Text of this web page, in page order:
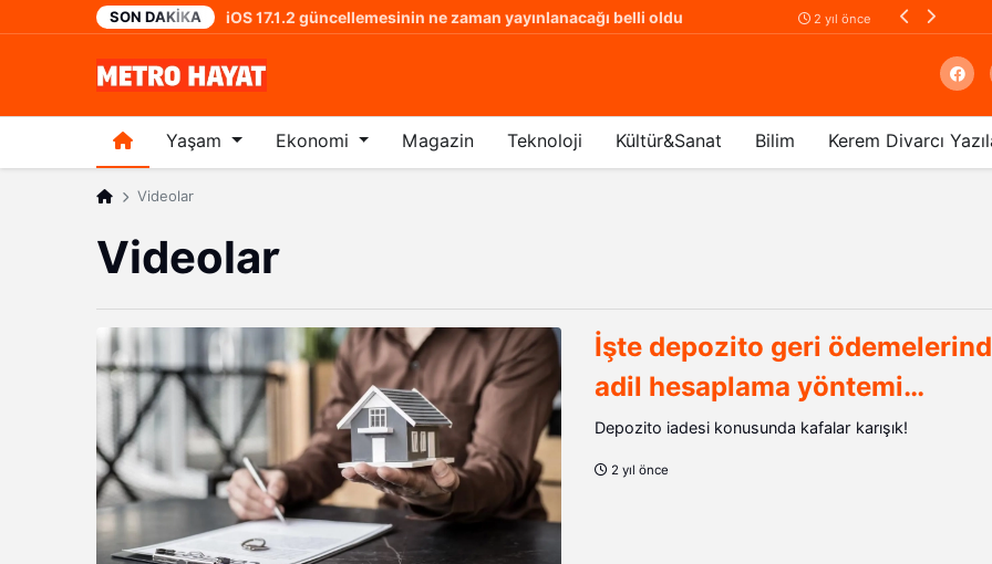
SON DAKIKA
2 yıl önce iOS 17.1.2 güncellemesinin ne zaman yayınlanacağı belli oldu 2 yıl önce
Yaşam Ekonomi Magazin Teknoloji Kültür&Sanat Bilim Kerem Divarcı
Videolar
Videolar
İşte depozito geri
adil hesaplama yöntemi…
Depozito iadesi konusunda kafalar karışık!
2 yıl önce